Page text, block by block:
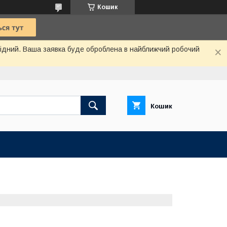
Кошик
Ваша заявка буде оброблена в найближчий робочий
Кошик